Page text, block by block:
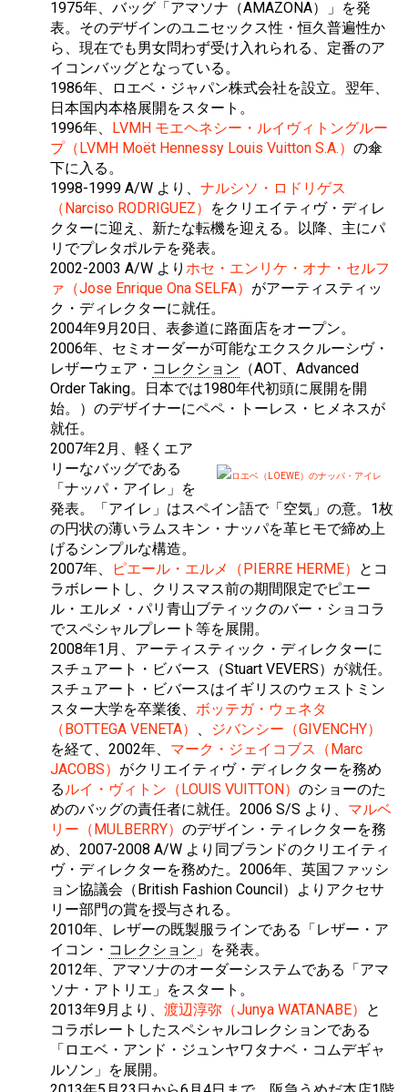
1975年、バッグ「アマソナ（AMAZONA）」を発
表。そのデザインのユニセックス性・恒久普遍性か
ら、現在でも男女問わず受け入れられる、定番のア
イコンバッグとなっている。
1986年、ロエベ・ジャパン株式会社を設立。翌年、
日本国内本格展開をスタート。
1996年、
LVMH モエヘネシー・ルイヴィトングルー
プ（LVMH Moët Hennessy Louis Vuitton S.A.） の傘
下に入る。
1998-1999 A/W より、 ナルシソ・ロドリゲス
（Narciso RODRIGUEZ）
をクリエイティヴ・ディレ
クターに迎え、新たな転機を迎える。以降、主にパ
リでプレタポルテを発表。
2002-2003 A/W より ホセ・エンリケ・オナ・セルフ
ァ（Jose Enrique Ona SELFA） がアーティスティッ
ク・ディレクターに就任。
2004年9月20日、表参道に路面店をオープン。
2006年、セミオーダーが可能なエクスクルーシヴ・
レザーウェア・ コレクション （AOT、Advanced
Order Taking。日本では1980年代初頭に展開を開
始。）のデザイナーにペペ・トーレス・ヒメネスが
就任。
ロエベ（LOEWE）のナッパ・アイレ
2007年2月、軽くエア
リーなバッグである
「ナッパ・アイレ」を
発表。「アイレ」はスペイン語で「空気」の意。1枚
の円状の薄いラムスキン・ナッパを革ヒモで締め上
げるシンプルな構造。
2007年、
ピエール・エルメ（PIERRE HERME）
とコ
ラボレートし、クリスマス前の期間限定でピエー
ル・エルメ・パリ青山ブティックのバー・ショコラ
でスペシャルプレート等を展開。
2008年1月、アーティスティック・ディレクターに
スチュアート・ビバース（Stuart VEVERS）が就任。
スチュアート・ビバースはイギリスのウェストミン
スター大学を卒業後、 ボッテガ・ウェネタ
（BOTTEGA VENETA）
、
ジバンシー（GIVENCHY）
を経て、2002年、 マーク・ジェイコブス（Marc
JACOBS） がクリエイティヴ・ディレクターを務め
るルイ・ヴィトン（LOUIS VUITTON） のショーのた
めのバッグの責任者に就任。2006 S/S より、 マルベ
リー（MULBERRY） のデザイン・ティレクターを務
め、2007-2008 A/W より同ブランドのクリエイティ
ヴ・ディレクターを務めた。2006年、英国ファッシ
ョン協議会（British Fashion Council）よりアクセサ
リー部門の賞を授与される。
2010年、レザーの既製服ラインである「レザー・ア
イコン・ コレクション 」を発表。
2012年、アマソナのオーダーシステムである「アマ
ソナ・アトリエ」をスタート。
2013年9月より、 渡辺淳弥（Junya WATANABE）
と
コラボレートしたスペシャルコレクションである
「ロエベ・アンド・ジュンヤワタナベ・コムデギャ
ルソン」を展開。